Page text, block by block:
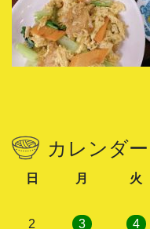
カレンダー
日 月 火
2
3 4